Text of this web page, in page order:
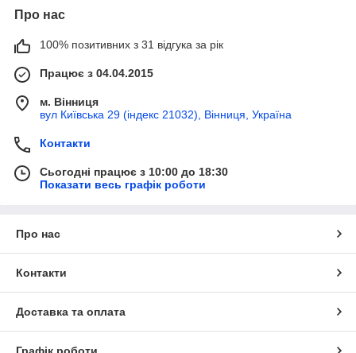
Про нас
100% позитивних з 31 відгука за рік
Працює з 04.04.2015
м. Вінниця
вул Київська 29 (індекс 21032), Вінниця, Україна
Контакти
Сьогодні працює з 10:00 до 18:30
Показати весь графік роботи
Про нас
Контакти
Доставка та оплата